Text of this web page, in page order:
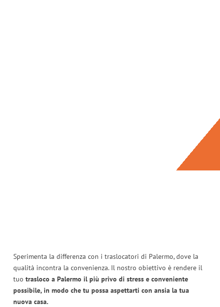
Sperimenta la differenza con i traslocatori di Palermo, dove la
qualità incontra la convenienza. Il nostro obiettivo è rendere il
tuo trasloco a Palermo il più privo di stress e conveniente
possibile, in modo che tu possa aspettarti con ansia la tua
nuova casa.